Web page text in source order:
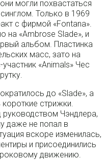
могли похвастаться
Только в 1969
с фирмой «Fontana».
на «Ambrose Slade», и
альбом. Пластинка
масс, зато на
«Animals» Чес
до «Slade», а
стрижки.
Чэндлера,
даже не попал в
вскоре изменилась,
и присоединились
движению.